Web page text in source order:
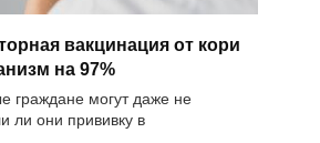
вакцинация от кори
на 97%
граждане могут даже не
ли они прививку в